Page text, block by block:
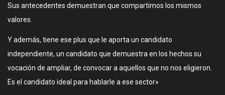
Sus antecedentes demuestran que compartimos los mismos
valores.
Y además, tiene ese plus que le aporta un candidato
independiente, un candidato que demuestra en los hechos su
vocación de ampliar, de convocar a aquellos que no nos eligieron.
Es el candidato ideal para hablarle a ese sector»